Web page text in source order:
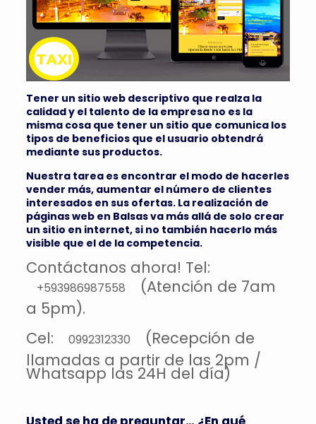
Tener un sitio web descriptivo que realza la
calidad y el talento de la empresa no es la
misma cosa que tener un sitio que comunica los
tipos de beneficios que el usuario obtendrá
mediante sus productos.
Nuestra tarea es encontrar el modo de hacerles
vender más, aumentar el número de clientes
interesados ​​en sus ofertas. La realización de
páginas web en Balsasva más allá de solo crear
un sitio en internet, si no también hacerlo más
visible que el de la competencia.
Contáctanos ahora! Tel:
+593986987558
(Atención de 7am
a 5pm).
Cel:
0992312330
(Recepción de
llamadas a partir de las 2pm /
Whatsapp las 24H del día)